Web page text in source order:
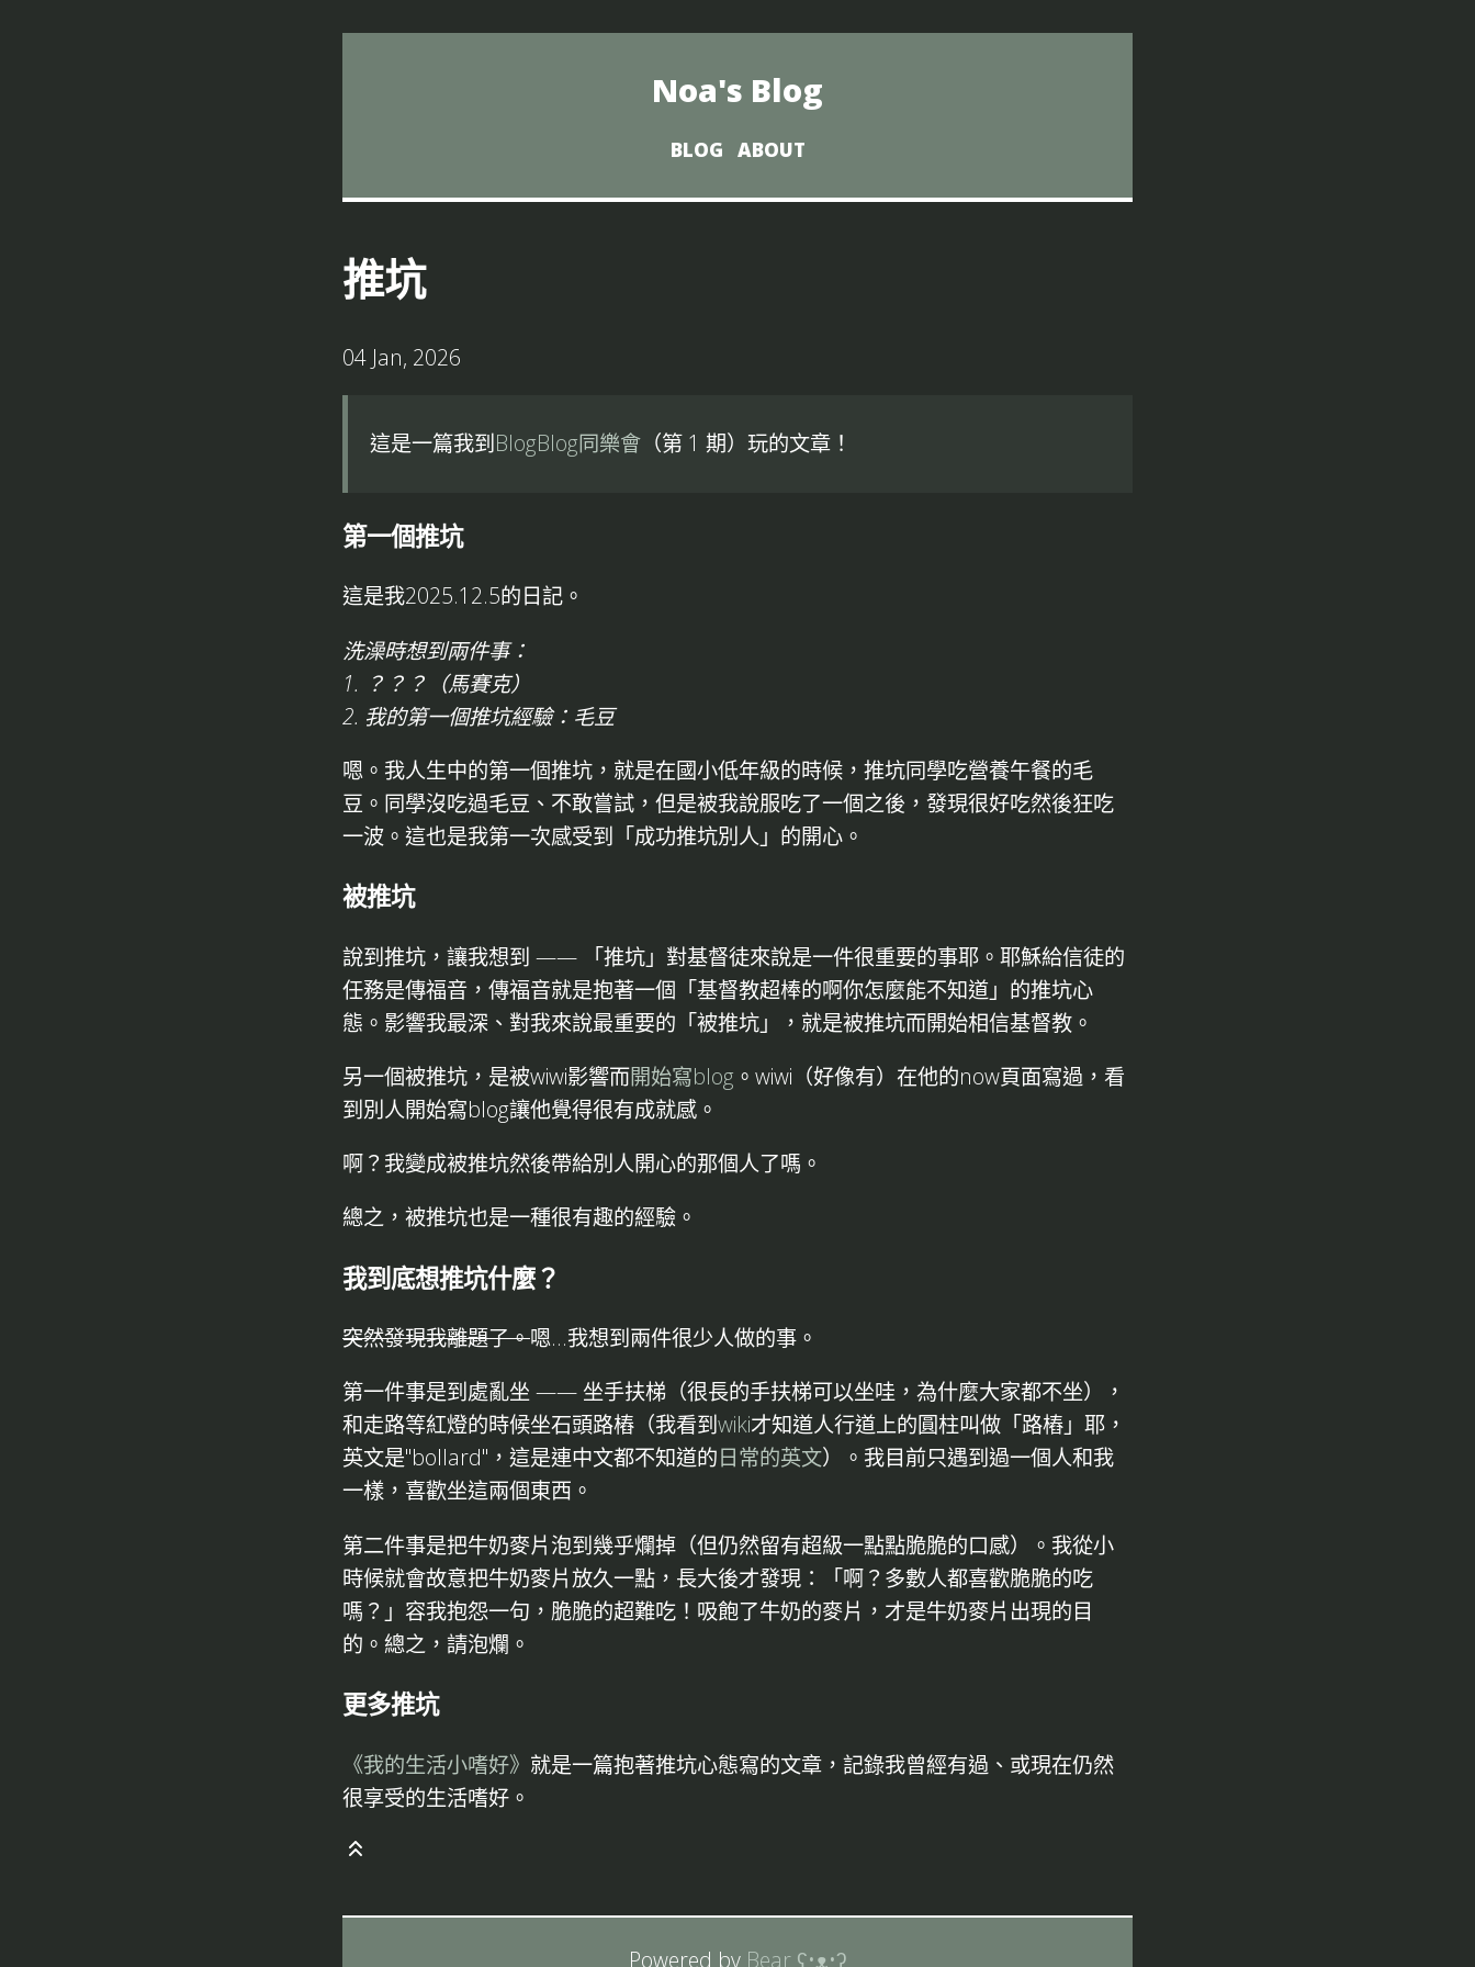
Noa's Blog
BLOG ABOUT
推坑
04 Jan, 2026
這是一篇我到BlogBlog同樂會 （第 1 期）玩的文章！
第一個推坑
這是我2025.12.5的日記。
洗澡時想到兩件事：
1. ？？？（馬賽克）
2. 我的第一個推坑經驗：毛豆
嗯。我人生中的第一個推坑，就是在國小低年級的時候，推坑同學吃營養午餐的毛
豆。同學沒吃過毛豆、不敢嘗試，但是被我說服吃了一個之後，發現很好吃然後狂吃
一波。這也是我第一次感受到「成功推坑別人」的開心。
被推坑
說到推坑，讓我想到 —— 「推坑」對基督徒來說是一件很重要的事耶。耶穌給信徒的
任務是傳福音，傳福音就是抱著一個「基督教超棒的啊你怎麼能不知道」的推坑心
態。影響我最深、對我來說最重要的「被推坑」，就是被推坑而開始相信基督教。
另一個被推坑，是被wiwi影響而開始寫blog 。wiwi（好像有）在他的now頁面寫過，看
到別人開始寫blog讓他覺得很有成就感。
啊？我變成被推坑然後帶給別人開心的那個人了嗎。
總之，被推坑也是一種很有趣的經驗。
我到底想推坑什麼？
突然發現我離題了。嗯...我想到兩件很少人做的事。
第一件事是到處亂坐 —— 坐手扶梯（很長的手扶梯可以坐哇，為什麼大家都不坐），
和走路等紅燈的時候坐石頭路樁（我看到wiki才知道人行道上的圓柱叫做「路樁」耶，
英文是"bollard"，這是連中文都不知道的日常的英文）。我目前只遇到過一個人和我
一樣，喜歡坐這兩個東西。
第二件事是把牛奶麥片泡到幾乎爛掉（但仍然留有超級一點點脆脆的口感）。我從小
時候就會故意把牛奶麥片放久一點，長大後才發現：「啊？多數人都喜歡脆脆的吃
嗎？」容我抱怨一句，脆脆的超難吃！吸飽了牛奶的麥片，才是牛奶麥片出現的目
的。總之，請泡爛。
更多推坑
《我的生活小嗜好》 就是一篇抱著推坑心態寫的文章，記錄我曾經有過、或現在仍然
很享受的生活嗜好。
Powered by Bear ʕ•ᴥ•ʔ